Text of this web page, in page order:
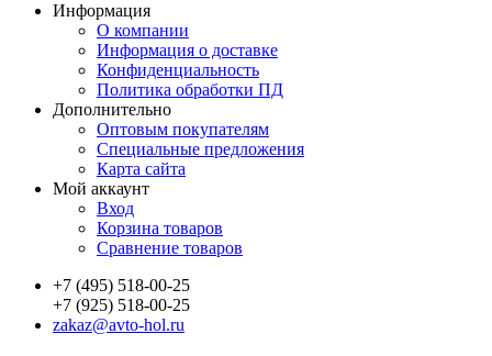
Информация
О компании
Информация о доставке
Конфиденциальность
Политика обработки ПД
Дополнительно
Оптовым покупателям
Специальные предложения
Карта сайта
Мой аккаунт
Вход
Корзина товаров
Сравнение товаров
+7 (495) 518-00-25
+7 (925) 518-00-25
zakaz@avto-hol.ru